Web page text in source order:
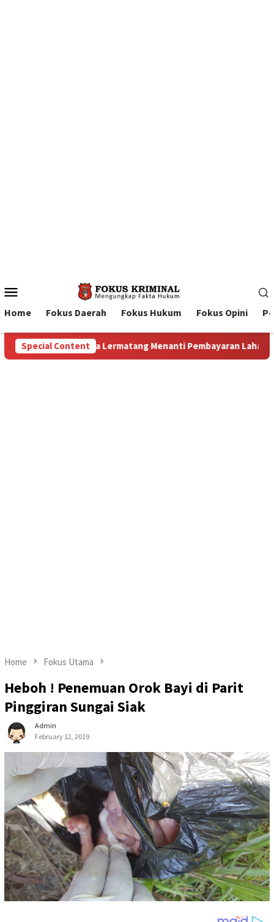
Menu
Home Fokus Daerah Fokus Hukum Fokus Opini
Special Content
Antara Dugaan Konspirasi dan Bayang-Bayang
Home Fokus Utama
Heboh ! Penemuan Orok Bayi di Parit
Pinggiran Sungai Siak
Admin
February 12, 2019